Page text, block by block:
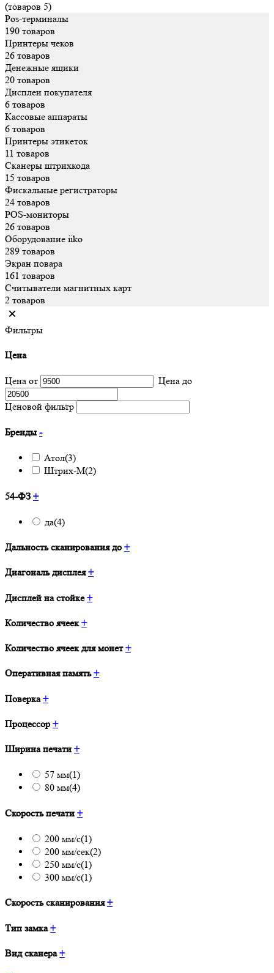
(товаров 5)
Pos-терминалы
190 товаров
Принтеры чеков
26 товаров
Денежные ящики
20 товаров
Дисплеи покупателя
6 товаров
Кассовые аппараты
6 товаров
Принтеры этикеток
11 товаров
Сканеры штрихкода
15 товаров
Фискальные регистраторы
24 товаров
POS-мониторы
26 товаров
Оборудование iiko
289 товаров
Экран повара
161 товаров
Считыватели магнитных карт
2 товаров
Фильтры
Цена
Цена от Цена до
Ценовой фильтр
Бренды -
Атол(3)
Штрих-М(2)
54-ФЗ +
да(4)
Дальность сканирования до +
Диагональ дисплея+
Дисплей на стойке+
Количество ячеек+
Количество ячеек для монет+
Оперативная память+
Поверка+
Процессор +
Ширина печати +
57 мм(1)
80 мм(4)
Скорость печати +
200 мм/с(1)
200 мм/сек(2)
250 мм/c(1)
300 мм/с(1)
Скорость сканирования+
Тип замка+
Вид сканера+